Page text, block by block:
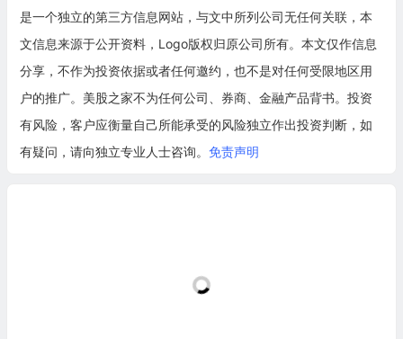
是一个独立的第三方信息网站，与文中所列公司无任何关联，本
文信息来源于公开资料，Logo版权归原公司所有。本文仅作信息
分享，不作为投资依据或者任何邀约，也不是对任何受限地区用
户的推广。美股之家不为任何公司、券商、金融产品背书。投资
有风险，客户应衡量自己所能承受的风险独立作出投资判断，如
有疑问，请向独立专业人士咨询。 免责声明